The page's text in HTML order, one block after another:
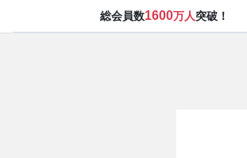
総会員数1600万人突破！